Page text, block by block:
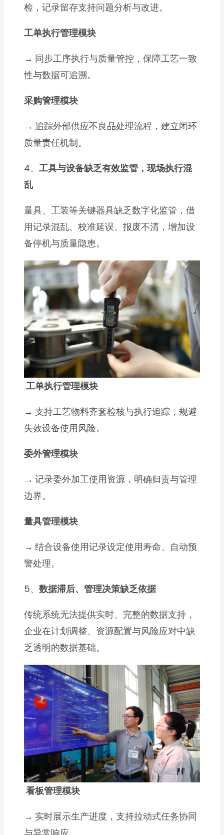
检，记录留存支持问题分析与改进。
工单执行管理模块
→ 同步工序执行与质量管控，保障工艺一致
性与数据可追溯。
采购管理模块
→追踪外部供应不良品处理流程，建立闭环
质量责任机制。
4、工具与设备缺乏有效监管，现场执行混
乱
量具、工装等关键器具缺乏数字化监管，借
用记录混乱、校准延误、报废不清，增加设
备停机与质量隐患。
工单执行管理模块
→支持工艺物料齐套检核与执行追踪，规避
失效设备使用风险。
委外管理模块
→记录委外加工使用资源，明确归责与管理
边界。
量具管理模块
→结合设备使用记录设定使用寿命、自动预
警处理。
5、数据滞后、管理决策缺乏依据
传统系统无法提供实时、完整的数据支持，
企业在计划调整、资源配置与风险应对中缺
乏透明的数据基础。
看板管理模块
→ 实时展示生产进度，支持拉动式任务协同